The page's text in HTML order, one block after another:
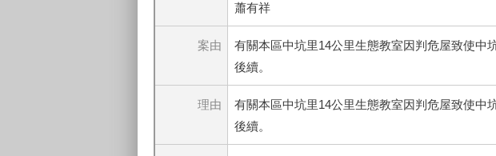
蕭有祥
案由
有關本區中坑里14公里生態教室因判危屋致使中
後續。
理由
有關本區中坑里14公里生態教室因判危屋致使中
後續。